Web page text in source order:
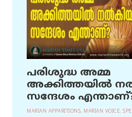
പരിശുദ്ധ അമ്മ
അക്കിത്തയില്‍
സന്ദേശം
MARIAN APPARITIONS, MARIAN VOICE,